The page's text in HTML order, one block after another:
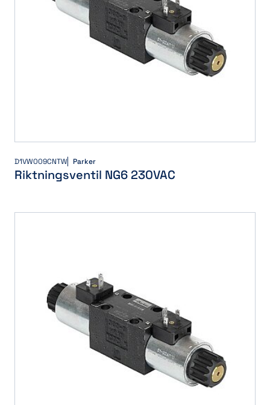
D1VW009CNTW Parker
Riktningsventil NG6 230VAC